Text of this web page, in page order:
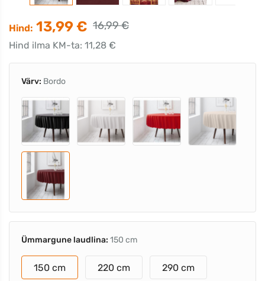
Hind: 13,99 € 16,99 €
Hind ilma KM-ta: 11,28 €
Värv: Bordo
Ümmargune laudlina: 150 cm
150 cm 220 cm 290 cm